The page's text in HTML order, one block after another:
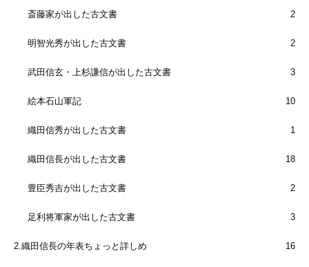
斎藤家が出した古文書 2
明智光秀が出した古文書 2
武田信玄・上杉謙信が出した古文書 3
絵本石山軍記 10
織田信秀が出した古文書 1
織田信長が出した古文書 18
豊臣秀吉が出した古文書 2
足利将軍家が出した古文書 3
2.織田信長の年表ちょっと詳しめ 16